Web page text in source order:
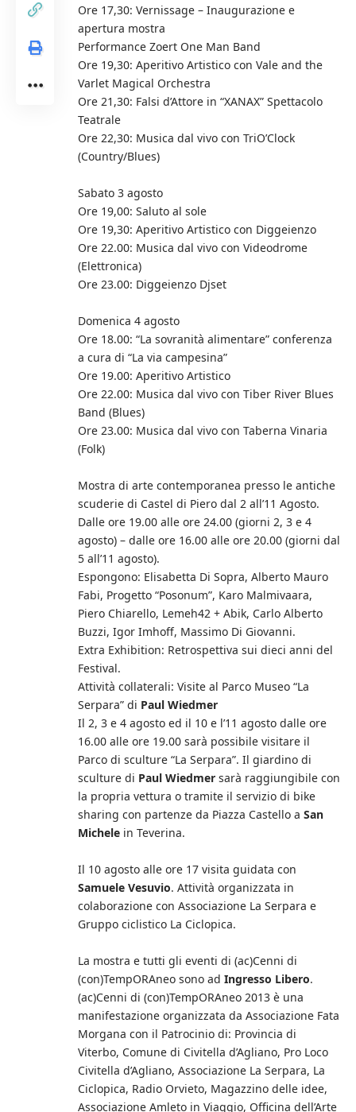
Ore 17,30: Vernissage – Inaugurazione e
apertura mostra
Performance Zoert One Man Band
Ore 19,30: Aperitivo Artistico con Vale and the
Varlet Magical Orchestra
Ore 21,30: Falsi d’Attore in “XANAX” Spettacolo
Teatrale
Ore 22,30: Musica dal vivo con TriO’Clock
(Country/Blues)
Sabato 3 agosto
Ore 19,00: Saluto al sole
Ore 19,30: Aperitivo Artistico con Diggeienzo
Ore 22.00: Musica dal vivo con Videodrome
(Elettronica)
Ore 23.00: Diggeienzo Djset
Domenica 4 agosto
Ore 18.00: “La sovranità alimentare” conferenza
a cura di “La via campesina”
Ore 19.00: Aperitivo Artistico
Ore 22.00: Musica dal vivo con Tiber River Blues
Band (Blues)
Ore 23.00: Musica dal vivo con Taberna Vinaria
(Folk)
Mostra di arte contemporanea presso le antiche
scuderie di Castel di Piero dal 2 all’11 Agosto.
Dalle ore 19.00 alle ore 24.00 (giorni 2, 3 e 4
agosto) – dalle ore 16.00 alle ore 20.00 (giorni dal
5 all’11 agosto).
Espongono: Elisabetta Di Sopra, Alberto Mauro
Fabi, Progetto “Posonum”, Karo Malmivaara,
Piero Chiarello, Lemeh42 + Abik, Carlo Alberto
Buzzi, Igor Imhoff, Massimo Di Giovanni.
Extra Exhibition: Retrospettiva sui dieci anni del
Festival.
Attività collaterali: Visite al Parco Museo “La
Serpara” di Paul Wiedmer
Il 2, 3 e 4 agosto ed il 10 e l’11 agosto dalle ore
16.00 alle ore 19.00 sarà possibile visitare il
Parco di sculture “La Serpara”. Il giardino di
sculture di Paul Wiedmer sarà raggiungibile con
la propria vettura o tramite il servizio di bike
sharing con partenze da Piazza Castello a San
Michele in Teverina.
Il 10 agosto alle ore 17 visita guidata con
Samuele Vesuvio. Attività organizzata in
colaborazione con Associazione La Serpara e
Gruppo ciclistico La Ciclopica.
La mostra e tutti gli eventi di (ac)Cenni di
(con)TempORAneo sono ad Ingresso Libero.
(ac)Cenni di (con)TempORAneo 2013 è una
manifestazione organizzata da Associazione Fata
Morgana con il Patrocinio di: Provincia di
Viterbo, Comune di Civitella d’Agliano, Pro Loco
Civitella d’Agliano, Associazione La Serpara, La
Ciclopica, Radio Orvieto, Magazzino delle idee,
Associazione Amleto in Viaggio, Officina dell’Arte